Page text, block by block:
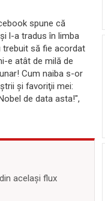
spune că
l-a tradus în limba
trebuit să fie acordat
e atât de milă de
Cum naiba s-or
şi favoriţii mei:
de data asta!",
același flux